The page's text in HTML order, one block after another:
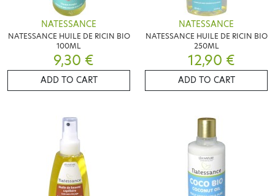
NATESSANCE
NATESSANCE HUILE DE RICIN BIO
100ML
9,30 €
ADD TO CART
NATESSANCE
NATESSANCE HUILE DE RICIN BIO
250ML
12,90 €
ADD TO CART